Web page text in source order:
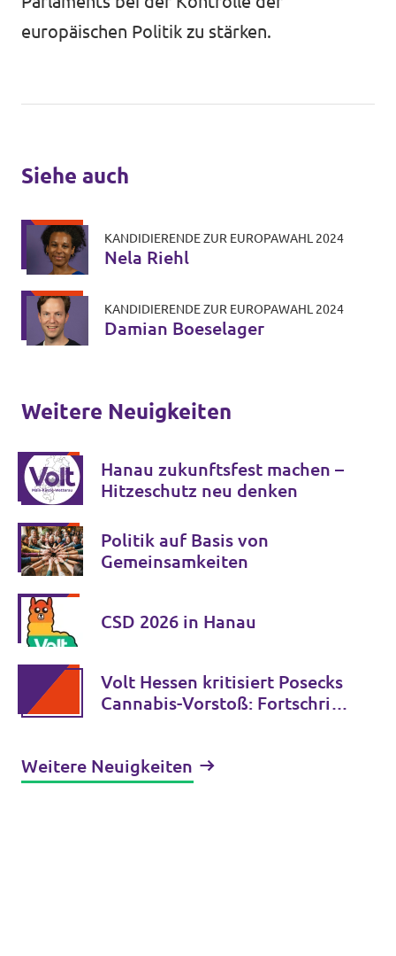
europäischen Politik zu stärken.
Siehe auch
KANDIDIERENDE ZUR EUROPAWAHL 2024
Nela Riehl
KANDIDIERENDE ZUR EUROPAWAHL 2024
Damian Boeselager
Weitere Neuigkeiten
Hanau zukunftsfest machen –
Hitzeschutz neu denken
Politik auf Basis von
Gemeinsamkeiten
CSD 2026 in Hanau
Volt Hessen kritisiert Posecks
Cannabis-Vorstoß: Fortschritt
Weitere Neuigkeiten